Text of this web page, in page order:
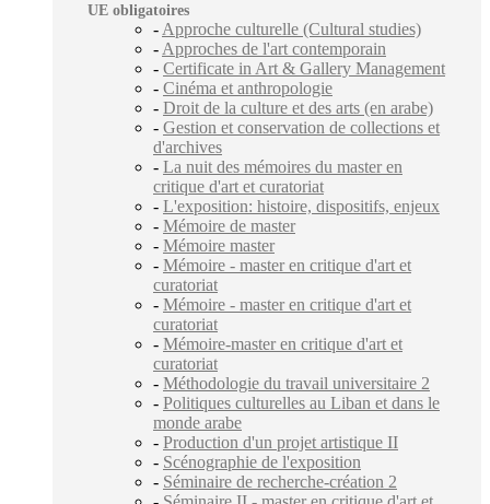
UE obligatoires
- Approche culturelle (Cultural studies)
- Approches de l'art contemporain
- Certificate in Art & Gallery Management
- Cinéma et anthropologie
- Droit de la culture et des arts (en arabe)
- Gestion et conservation de collections et
d'archives
- La nuit des mémoires du master en
critique d'art et curatoriat
- L'exposition: histoire, dispositifs, enjeux
- Mémoire de master
- Mémoire master
- Mémoire - master en critique d'art et
curatoriat
- Mémoire - master en critique d'art et
curatoriat
- Mémoire-master en critique d'art et
curatoriat
- Méthodologie du travail universitaire 2
- Politiques culturelles au Liban et dans le
monde arabe
- Production d'un projet artistique II
- Scénographie de l'exposition
- Séminaire de recherche-création 2